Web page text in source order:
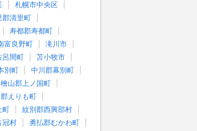
札幌市中央区
郡清里町
寿都郡寿都町
富良野町
滝川市
呂間町
苫小牧市
別町
中川郡幕別町
檜山郡上ノ国町
えりも町
町
紋別郡西興部村
冠村
勇払郡むかわ町